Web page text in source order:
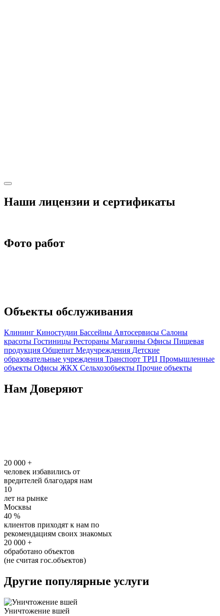
Наши лицензии и сертификаты
Фото работ
Объекты обслуживания
Клининг Киностудии Бассейны Автосервисы Салоны
красоты Гостиницы Рестораны Магазины Офисы Пищевая
продукция Общепит Медучреждения Детские
образовательные учреждения Транспорт ТРЦ Промышленные
объекты Офисы ЖКХ Сельхозобъекты Прочие объекты
Нам Доверяют
20 000 +
человек избавились от
вредителей благодаря нам
10
лет на рынке
Москвы
40 %
клиентов приходят к нам по
рекомендациям своих знакомых
20 000 +
обработано объектов
(не считая гос.объектов)
Другие популярные услуги
Уничтожение вшей